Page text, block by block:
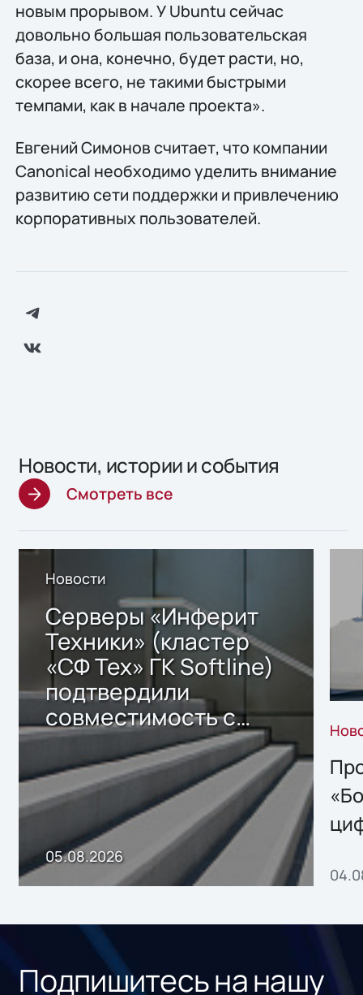
новым прорывом. У Ubuntu сейчас
довольно большая пользовательская
база, и она, конечно, будет расти, но,
скорее всего, не такими быстрыми
темпами, как в начале проекта».
Евгений Симонов считает, что компании
Canonical необходимо уделить внимание
развитию сети поддержки и привлечению
корпоративных пользователей.
Новости, истории и события
Смотреть все
Новости
Серверы «Инферит
Техники» (кластер
«СФ Тех» ГК Softline)
подтвердили
совместимость с
решением Sharx
Storage 2.x для
хранения данных
05.08.2026
Подпишитесь на нашу